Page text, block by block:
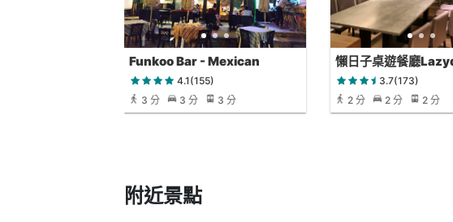
Funkoo Bar - Mexican
Cuisine & Bar
4.1(155)
3 分
3 分 3 分
懶日子桌遊餐廳
dining restaurant
3.7(173)
2 分
2 分 2 分
附近景點